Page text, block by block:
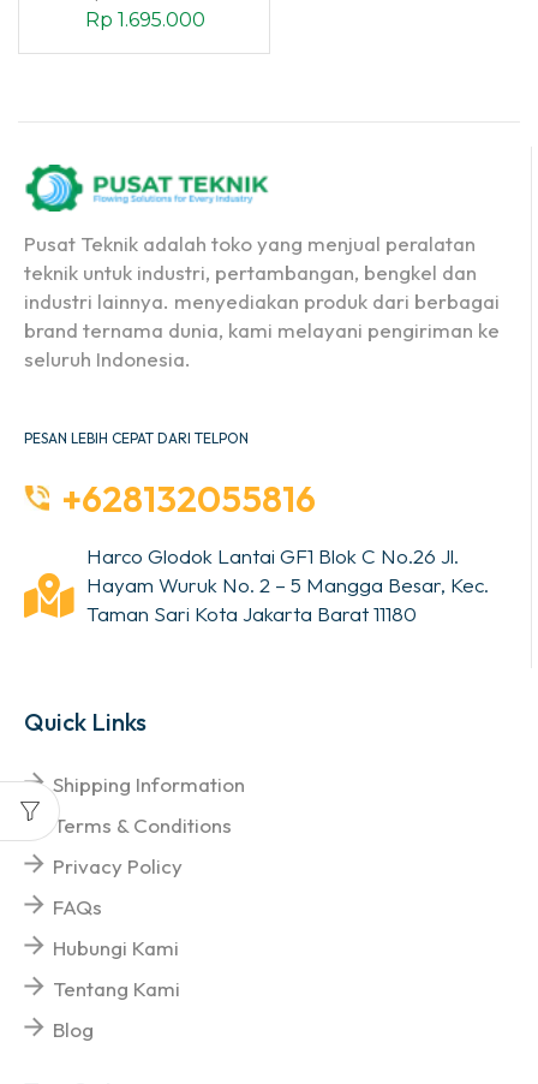
Rp 1.695.000
Pusat Teknik adalah toko yang menjual peralatan
teknik untuk industri, pertambangan, bengkel dan
industri lainnya. menyediakan produk dari berbagai
brand ternama dunia, kami melayani pengiriman ke
seluruh Indonesia.
PESAN LEBIH CEPAT DARI TELPON
+628132055816
Harco Glodok Lantai GF1 Blok C No.26 Jl.
Hayam Wuruk No. 2 – 5 Mangga Besar, Kec.
Taman Sari Kota Jakarta Barat 11180
Quick Links
Shipping Information
Terms & Conditions
Privacy Policy
FAQs
Hubungi Kami
Tentang Kami
Blog